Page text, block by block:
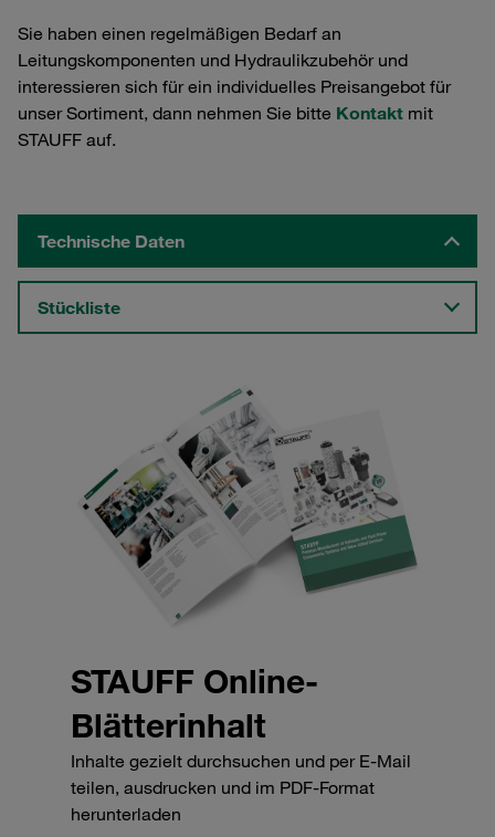
Sie haben einen regelmäßigen Bedarf an
Leitungskomponenten und Hydraulikzubehör und
interessieren sich für ein individuelles Preisangebot für
unser Sortiment, dann nehmen Sie bitte Kontakt mit
STAUFF auf.
Technische Daten
Stückliste
STAUFF Online-
Blätterinhalt
Inhalte gezielt durchsuchen und per E-Mail
teilen, ausdrucken und im PDF-Format
herunterladen